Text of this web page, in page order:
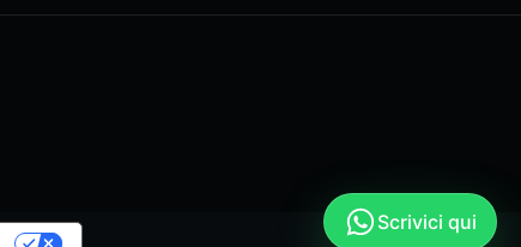
Scrivici qui